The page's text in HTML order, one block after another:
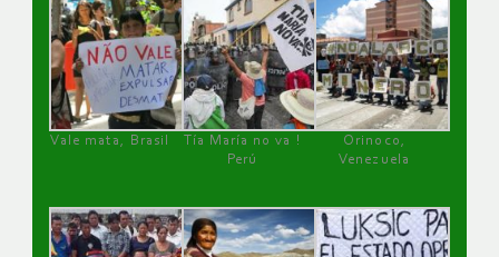
Vale mata, Brasil
Tía María no va !
Perú
Orinoco,
Venezuela